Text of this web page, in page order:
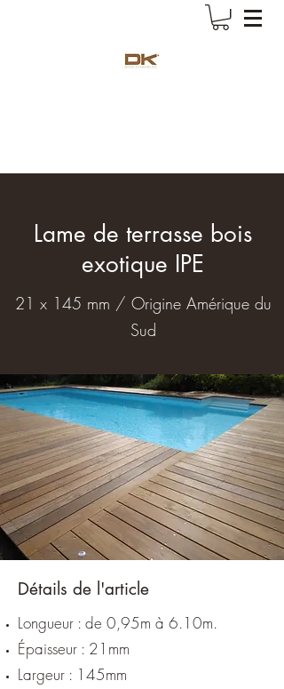
Lame de terrasse bois
exotique IPE
21 x 145 mm / Origine Amérique du
Sud
Détails de l'article
Longueur : de 0,95m à 6.10m.
Épaisseur : 21mm
Largeur : 145mm